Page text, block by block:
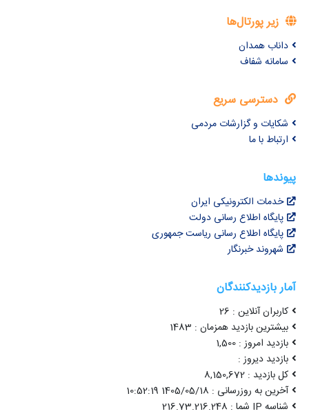
زیر پورتال‌ها
داناب همدان
سامانه شفاف
دسترسی سریع
شکایات و گزارشات مردمی
ارتباط با ما
پیوندها
خدمات الکترونیکی ایران
پایگاه اطلاع رسانی دولت
پایگاه اطلاع رسانی ریاست جمهوری
شهروند خبرنگار
آمار بازدیدکنندگان
کاربران آنلاین : 26
بیشترین بازدید همزمان : 1483
بازدید امروز : 1,500
بازدید دیروز :
کل بازدید : 8,150,672
آخرین به روزرسانی : 1405/05/18 10:52:19
شناسه IP شما : 216.73.216.248